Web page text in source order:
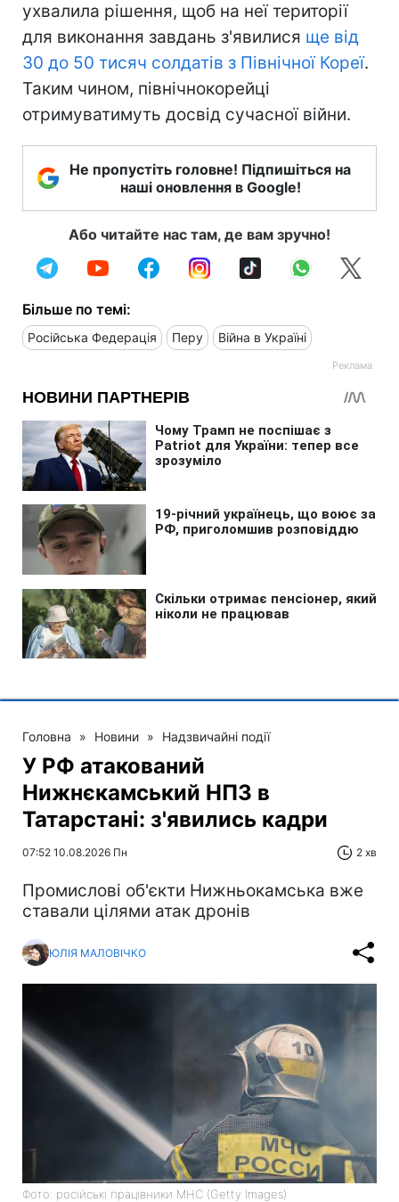
ухвалила рішення, щоб на неї території
для виконання завдань з'явилися ще від
30 до 50 тисяч солдатів з Північної Кореї.
Таким чином, північнокорейці
отримуватимуть досвід сучасної війни.
Не пропустіть головне! Підпишіться на
наші оновлення в Google!
Або читайте нас там, де вам зручно!
Більше по темі:
Російська Федерація Перу Війна в Україні
Головна » Новини » Надзвичайні події
У РФ атакований
Нижнєкамський НПЗ в
Татарстані: з'явились кадри
07:52 10.08.2026 Пн 2 хв
Промислові об'єкти Нижньокамська вже
ставали цілями атак дронів
ЮЛІЯ МАЛОВІЧКО
Фото: російські працівники МНС (Getty Images)